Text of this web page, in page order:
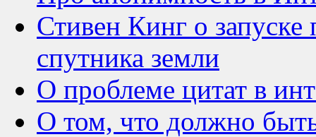
Стивен Кинг о запуске
спутника земли
О проблеме цитат в
О том, что должно